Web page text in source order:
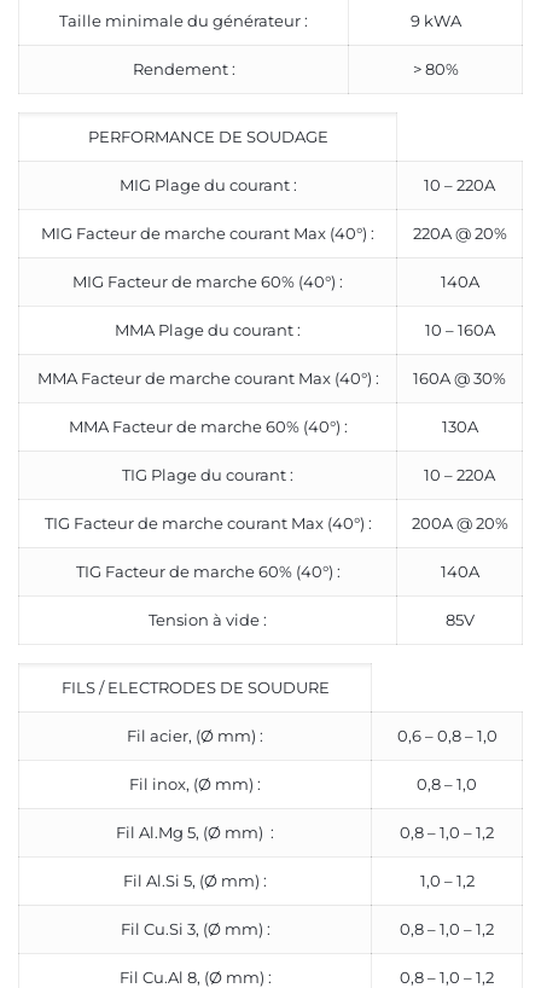
Taille minimale du générateur : 9 kWA
Rendement : > 80%
PERFORMANCE DE SOUDAGE
MIG Plage du courant : 10 – 220A
MIG Facteur de marche courant Max (40°) : 220A @ 20%
MIG Facteur de marche 60% (40°) : 140A
MMA Plage du courant : 10 – 160A
MMA Facteur de marche courant Max (40°) : 160A @ 30%
MMA Facteur de marche 60% (40°) : 130A
TIG Plage du courant : 10 – 220A
TIG Facteur de marche courant Max (40°) : 200A @ 20%
TIG Facteur de marche 60% (40°) : 140A
Tension à vide : 85V
FILS / ELECTRODES DE SOUDURE
Fil acier, (Ø mm) : 0,6 – 0,8 – 1,0
Fil inox, (Ø mm) : 0,8 – 1,0
Fil Al.Mg 5, (Ø mm) : 0,8 – 1,0 – 1,2
Fil Al.Si 5, (Ø mm) : 1,0 – 1,2
Fil Cu.Si 3, (Ø mm) : 0,8 – 1,0 – 1,2
Fil Cu.Al 8, (Ø mm) : 0,8 – 1,0 – 1,2